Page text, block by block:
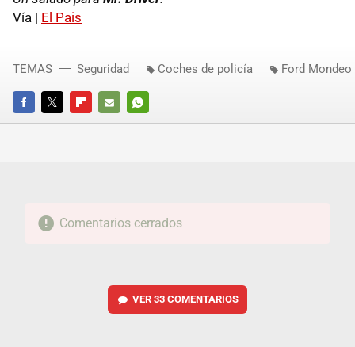
Vía | El Pais
FACEBOOKTWITTERFLIPBOARD
E-
WHATSAPP
TEMAS Seguridad Coches de policía Ford Mondeo
Comentarios cerrados
VER 33 COMENTARIOS